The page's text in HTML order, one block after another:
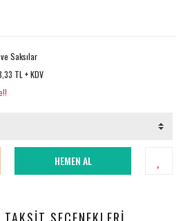
Saksılar
TL + KDV
HEMEN AL